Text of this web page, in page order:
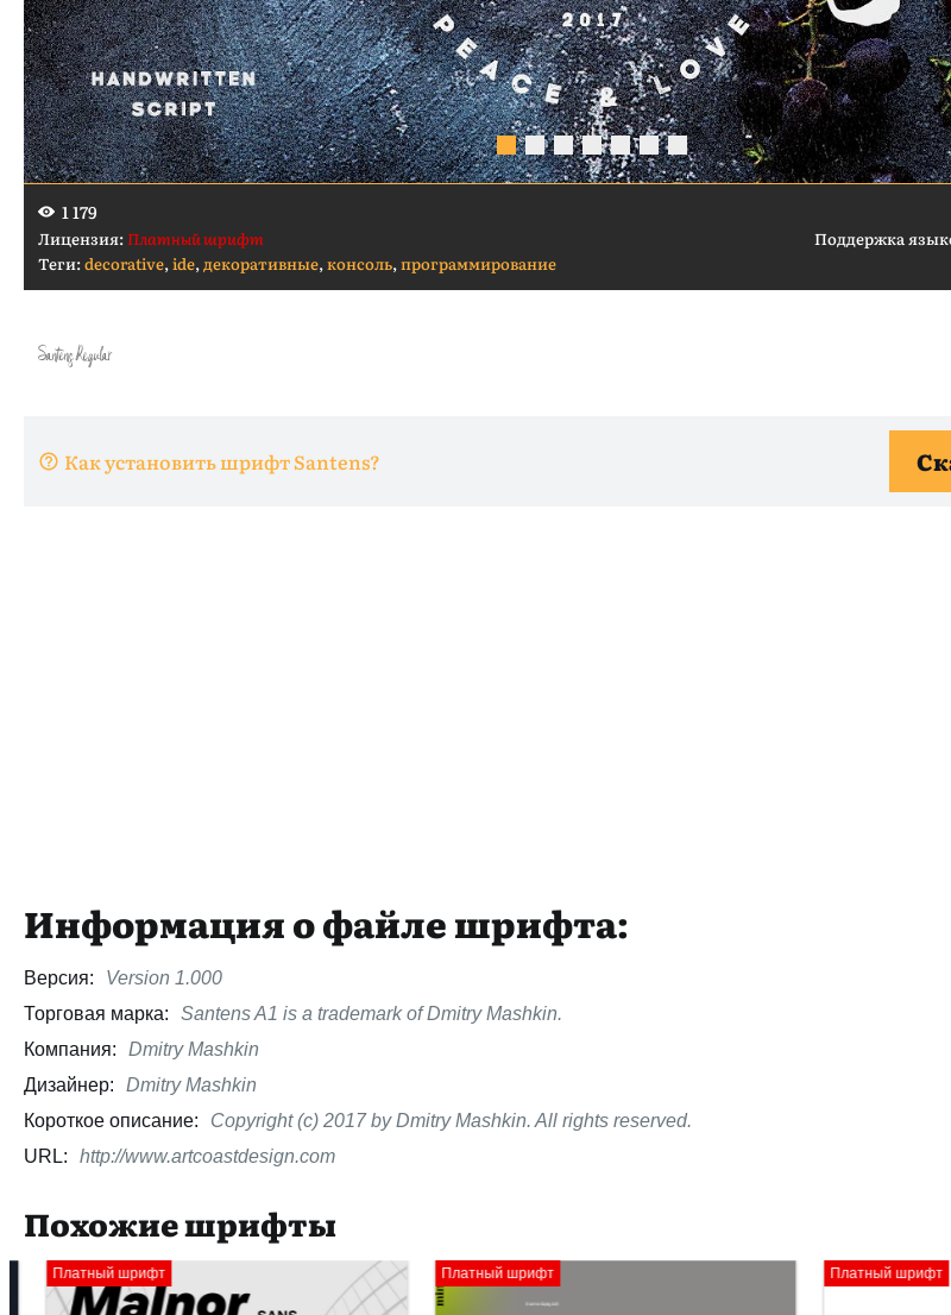
1 179
Лицензия:Платный шрифт Поддержка
Теги:decorative,ide,декоративные,консоль,программирование
Как установить шрифт Santens?
Информация о файле шрифта:
Версия:
Version 1.000
Торговая марка:
Santens A1 is a trademark of Dmitry Mashkin.
Компания:
Dmitry Mashkin
Дизайнер:
Dmitry Mashkin
Короткое описание:
Copyright (c) 2017 by Dmitry Mashkin. All rights reserved.
URL:
http://www.artcoastdesign.com
Похожие шрифты
Платный шрифт Платный шрифт Платный шрифт